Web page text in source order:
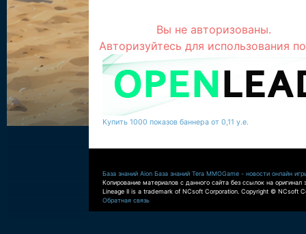
Вы не авторизованы.
Авторизуйтесь для использования
Купить 1000 показов баннера от 0,11 у.е.
База знаний Aion База знаний Tera MMOGame - новости онлайн
Копирование материалов с данного сайта без ссылок на оригинал
Lineage II is a trademark of NCsoft Corporation. Copyright © NCsoft
Обратная связь